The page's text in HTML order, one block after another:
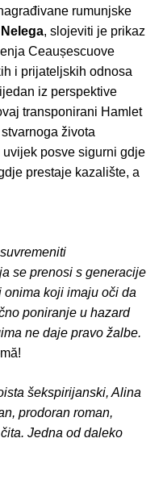
rumunjske
, slojeviti je prikaz
Ceaușescuove
i prijateljskih odnosa
iz perspektive
transponirani Hamlet
života
posve sigurni gdje
prestaje kazalište, a
se prenosi s generacije
koji imaju oči da
poniranje u hazard
ne daje pravo žalbe.
šekspirijanski, Alina
prodoran roman,
Jedna od daleko